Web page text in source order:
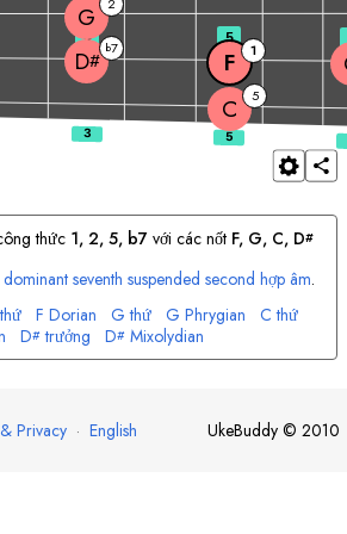
C 5
D#
b7 F 1
G
3 5
thức 1, 2, 5, b7 với các nốt F, G, C, D#
dominant seventh suspended second hợp âm.
thứ F Dorian G thứ G Phrygian C thứ
D# trưởng D# Mixolydian
Privacy · English UkeBuddy © 2010